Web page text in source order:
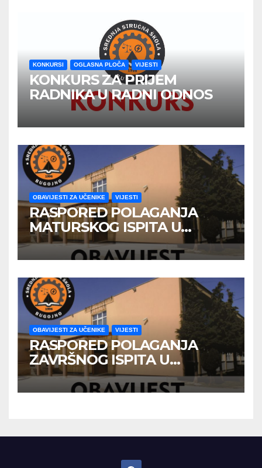
KONKURSI OGLASNA PLOČA VIJESTI
KONKURS ZA PRIJEM
RADNIKA U RADNI ODNOS
OBAVIJESTI ZA UČENIKE VIJESTI
RASPORED POLAGANJA
MATURSKOG ISPITA U
JUNSKOM ISPITNOM ROKU
OBAVIJESTI ZA UČENIKE VIJESTI
RASPORED POLAGANJA
ZAVRŠNOG ISPITA U
JUNSKOM ISPITNOM ROKU